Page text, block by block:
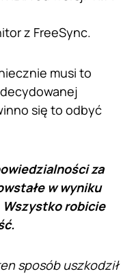
z FreeSync.
musi to
się to odbyć
za
w wyniku
robicie
sposób uszkodził